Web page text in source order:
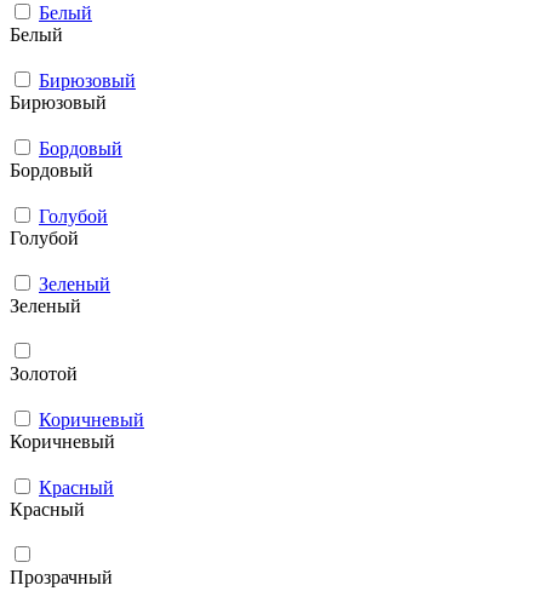
Белый
Белый
Бирюзовый
Бирюзовый
Бордовый
Бордовый
Голубой
Голубой
Зеленый
Зеленый
Золотой
Коричневый
Коричневый
Красный
Красный
Прозрачный